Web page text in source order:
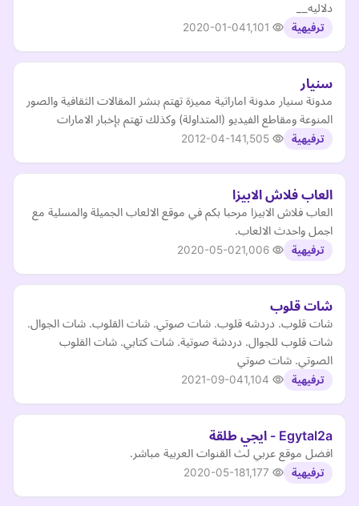
دلاليه__
ترفيهية 2020-01-04
سنيار
مدونة سنيار مدونة اماراتية مميزة تهتم بنشر المقالات الثقافية والصور
المنوعة ومقاطع الفيديو (المتداولة) وكذلك تهتم بإخبار الامارات
ترفيهية 2012-04-14
العاب فلاش الابيزا
العاب فلاش الابيزا مرحبا بكم في موقع الالعاب الجميلة والمسلية مع
اجمل واحدث الالعاب.
ترفيهية 2020-05-02
شات قلوب
شات قلوب. دردشه قلوب. شات صوتي. شات القلوب. شات الجوال.
شات قلوب للجوال. دردشة صوتية. شات كتابي. شات القلوب
الصوتي. شات صوتي
ترفيهية 2021-09-04
Egytal2a - ايجي طلقة
افضل موقع عربي لث القنوات العربية مباشر.
ترفيهية 2020-05-18